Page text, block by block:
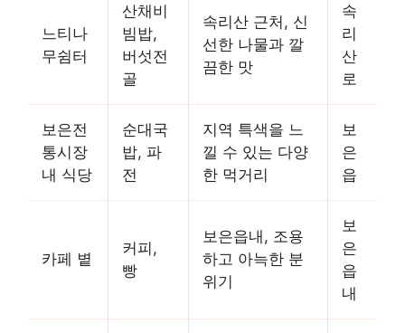
느티나
무쉼터
산채비
빔밥,
버섯전
골
속리산 근처, 신
선한 나물과 깔
끔한 맛
속
리
산
로
보은전
통시장
내 식당
순대국
밥, 파
전
지역 특색을 느
낄 수 있는 다양
한 먹거리
보
은
읍
카페 볕
커피,
빵
보은읍내, 조용
하고 아늑한 분
위기
보
은
읍
내